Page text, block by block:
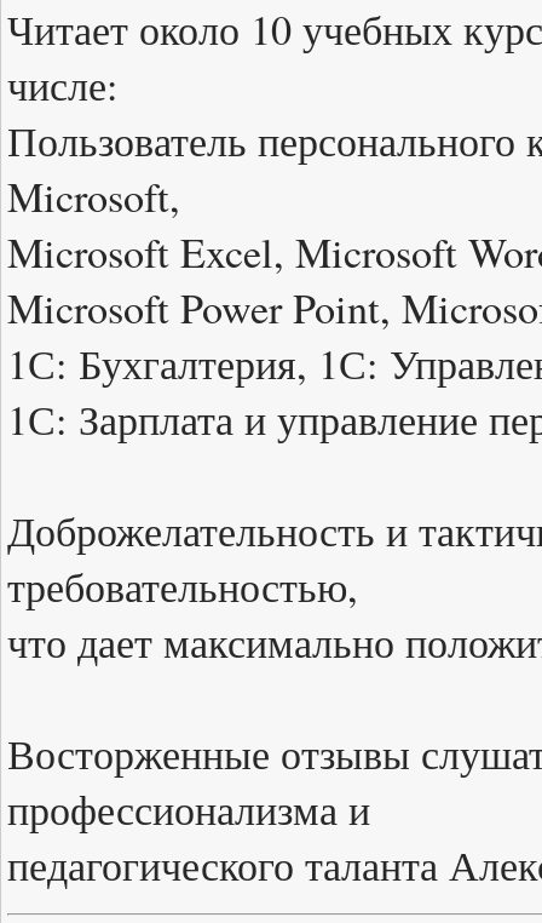
Читает около 10 учебных
числе:
Пользователь
Microsoft,
Microsoft Excel, Microsoft
Microsoft Power Point,
1С: Бухгалтерия, 1С:
1С: Зарплата и управление
Доброжелательность и
требовательностью,
что дает максимально
Восторженные отзывы
профессионализма и
педагогического таланта